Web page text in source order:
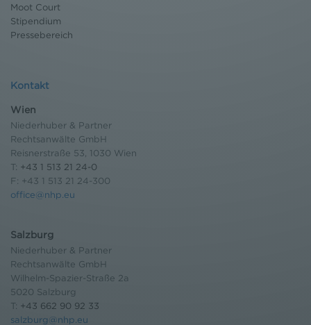
Moot Court
Stipendium
Pressebereich
Kontakt
Wien
Niederhuber & Partner
Rechtsanwälte GmbH
Reisnerstraße 53, 1030 Wien
T: +43 1 513 21 24-0
F: +43 1 513 21 24-300
office@nhp.eu
Salzburg
Niederhuber & Partner
Rechtsanwälte GmbH
Wilhelm-Spazier-Straße 2a
5020 Salzburg
T: +43 662 90 92 33
salzburg@nhp.eu